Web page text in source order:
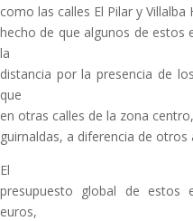
como las calles El Pilar y
hecho de que algunos de estos
la
distancia por la presencia de
que
en otras calles de la zona
guirnaldas, a diferencia de
El
presupuesto global de estos
euros,